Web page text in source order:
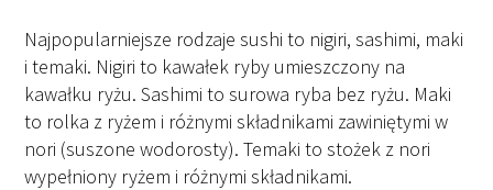
Najpopularniejsze rodzaje sushi to nigiri, sashimi, maki
i temaki. Nigiri to kawałek ryby umieszczony na
kawałku ryżu. Sashimi to surowa ryba bez ryżu. Maki
to rolka z ryżem i różnymi składnikami zawiniętymi w
nori (suszone wodorosty). Temaki to stożek z nori
wypełniony ryżem i różnymi składnikami.